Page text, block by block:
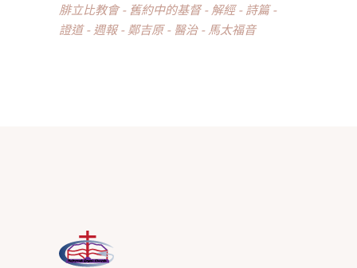
腓立比教會
舊約中的基督 解經
詩篇
證道
週報 鄭吉原 醫治 馬太福音